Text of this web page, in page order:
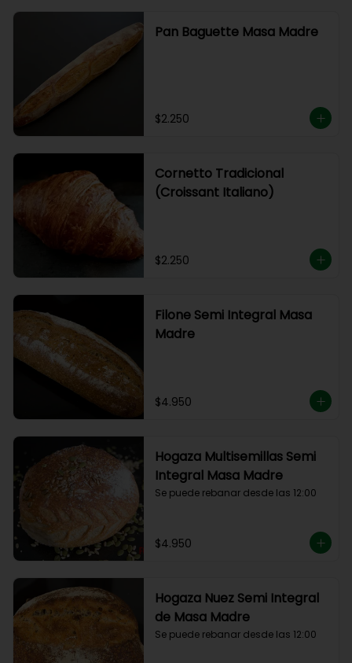
Pan Baguette Masa Madre
$2.250
Cornetto Tradicional
(Croissant Italiano)
$2.250
Filone Semi Integral Masa
Madre
$4.950
Hogaza Multisemillas Semi
Integral Masa Madre
Se puede rebanar desde las 12:00
$4.950
Hogaza Nuez Semi Integral
de Masa Madre
Se puede rebanar desde las 12:00